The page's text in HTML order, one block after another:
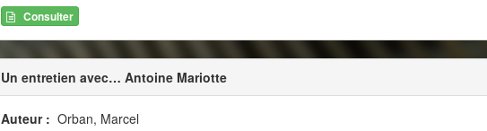
Consulter
Un entretien avec… Antoine Mariotte
Auteur : Orban, Marcel